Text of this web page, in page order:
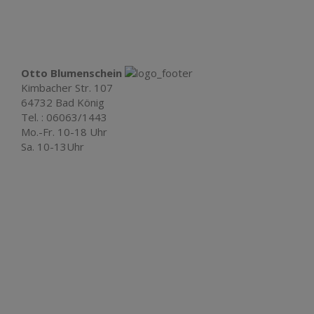
Otto Blumenschein
Kimbacher Str. 107
64732 Bad König
Tel. : 06063/1443
Mo.-Fr. 10-18 Uhr
Sa. 10-13Uhr